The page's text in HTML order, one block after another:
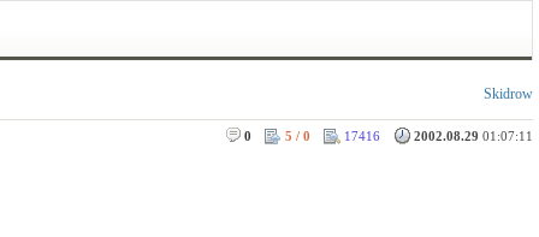
Skidrow
2002.08.29 01:07:11
17416
5 / 0
0